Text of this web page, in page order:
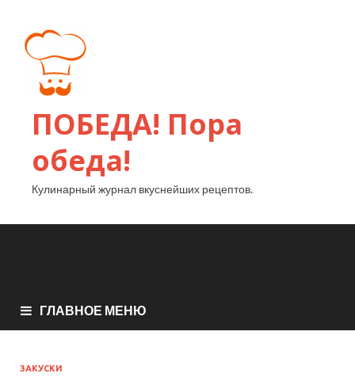
ПОБЕДА! Пора
обеда!
Кулинарный журнал вкуснейших рецептов.
ГЛАВНОЕ МЕНЮ
ЗАКУСКИ